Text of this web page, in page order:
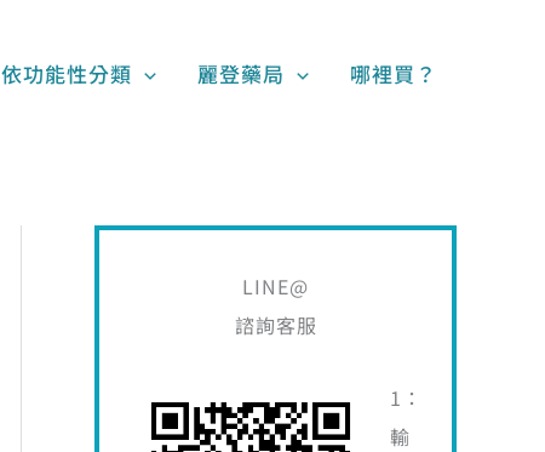
依功能性分類 麗登藥局 哪裡買？
LINE@
諮詢客服
1：
輸
尋